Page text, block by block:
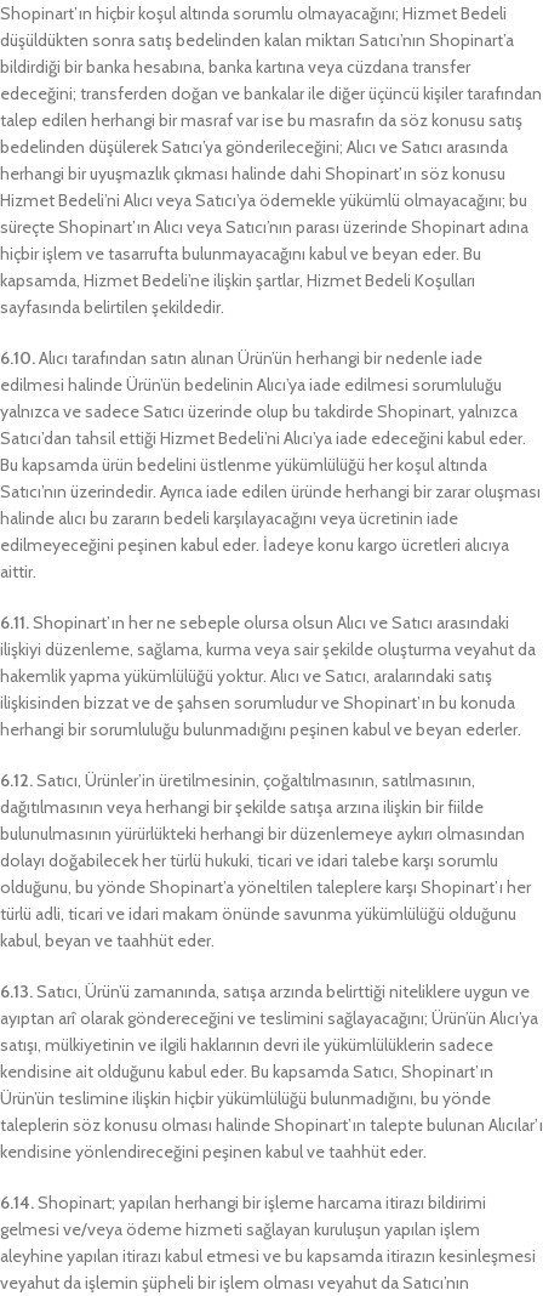
Shopinart’ın hiçbir koşul altında sorumlu olmayacağını; Hizmet Bedeli
düşüldükten sonra satış bedelinden kalan miktarı Satıcı’nın Shopinart’a
bildirdiği bir banka hesabına, banka kartına veya cüzdana transfer
edeceğini; transferden doğan ve bankalar ile diğer üçüncü kişiler tarafından
talep edilen herhangi bir masraf var ise bu masrafın da söz konusu satış
bedelinden düşülerek Satıcı’ya gönderileceğini; Alıcı ve Satıcı arasında
herhangi bir uyuşmazlık çıkması halinde dahi Shopinart’ın söz konusu
Hizmet Bedeli’ni Alıcı veya Satıcı’ya ödemekle yükümlü olmayacağını; bu
süreçte Shopinart’ın Alıcı veya Satıcı’nın parası üzerinde Shopinart adına
hiçbir işlem ve tasarrufta bulunmayacağını kabul ve beyan eder. Bu
kapsamda, Hizmet Bedeli’ne ilişkin şartlar, Hizmet Bedeli Koşulları
sayfasında belirtilen şekildedir.
6.10.Alıcı tarafından satın alınan Ürün’ün herhangi bir nedenle iade
edilmesi halinde Ürün’ün bedelinin Alıcı’ya iade edilmesi sorumluluğu
yalnızca ve sadece Satıcı üzerinde olup bu takdirde Shopinart, yalnızca
Satıcı’dan tahsil ettiği Hizmet Bedeli’ni Alıcı’ya iade edeceğini kabul eder.
Bu kapsamda ürün bedelini üstlenme yükümlülüğü her koşul altında
Satıcı’nın üzerindedir. Ayrıca iade edilen üründe herhangi bir zarar oluşması
halinde alıcı bu zararın bedeli karşılayacağını veya ücretinin iade
edilmeyeceğini peşinen kabul eder. İadeye konu kargo ücretleri alıcıya
aittir.
6.11.Shopinart’ın her ne sebeple olursa olsun Alıcı ve Satıcı arasındaki
ilişkiyi düzenleme, sağlama, kurma veya sair şekilde oluşturma veyahut da
hakemlik yapma yükümlülüğü yoktur. Alıcı ve Satıcı, aralarındaki satış
ilişkisinden bizzat ve de şahsen sorumludur ve Shopinart’ın bu konuda
herhangi bir sorumluluğu bulunmadığını peşinen kabul ve beyan ederler.
6.12.Satıcı, Ürünler’in üretilmesinin, çoğaltılmasının, satılmasının,
dağıtılmasının veya herhangi bir şekilde satışa arzına ilişkin bir fiilde
bulunulmasının yürürlükteki herhangi bir düzenlemeye aykırı olmasından
dolayı doğabilecek her türlü hukuki, ticari ve idari talebe karşı sorumlu
olduğunu, bu yönde Shopinart’a yöneltilen taleplere karşı Shopinart’ı her
türlü adli, ticari ve idari makam önünde savunma yükümlülüğü olduğunu
kabul, beyan ve taahhüt eder.
6.13.Satıcı, Ürün’ü zamanında, satışa arzında belirttiği niteliklere uygun ve
ayıptan arî olarak göndereceğini ve teslimini sağlayacağını; Ürün’ün Alıcı’ya
satışı, mülkiyetinin ve ilgili haklarının devri ile yükümlülüklerin sadece
kendisine ait olduğunu kabul eder. Bu kapsamda Satıcı, Shopinart’ın
Ürün’ün teslimine ilişkin hiçbir yükümlülüğü bulunmadığını, bu yönde
taleplerin söz konusu olması halinde Shopinart’ın talepte bulunan Alıcılar’ı
kendisine yönlendireceğini peşinen kabul ve taahhüt eder.
6.14.Shopinart; yapılan herhangi bir işleme harcama itirazı bildirimi
gelmesi ve/veya ödeme hizmeti sağlayan kuruluşun yapılan işlem
aleyhine yapılan itirazı kabul etmesi ve bu kapsamda itirazın kesinleşmesi
veyahut da işlemin şüpheli bir işlem olması veyahut da Satıcı’nın